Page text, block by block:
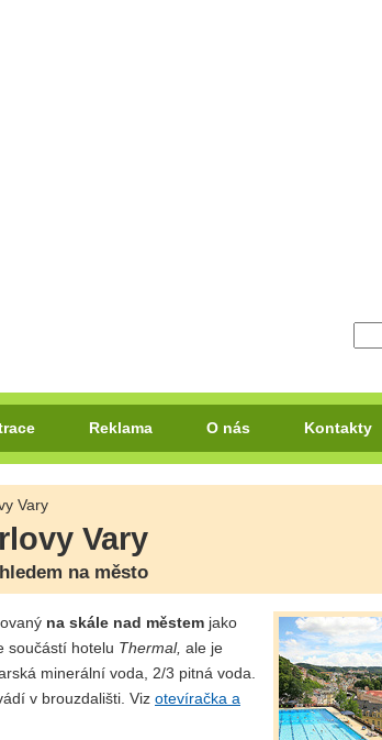
Reklama O nás Kontakty
Vary
Vary
na město
na skále nad městem jako
součástí hotelu Thermal, ale je
minerální voda, 2/3 pitná voda.
v brouzdališti. Viz otevíračka a